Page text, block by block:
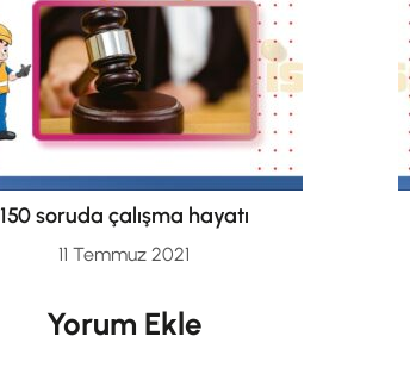
150 soruda çalışma hayatı
11 Temmuz 2021
Yorum Ekle